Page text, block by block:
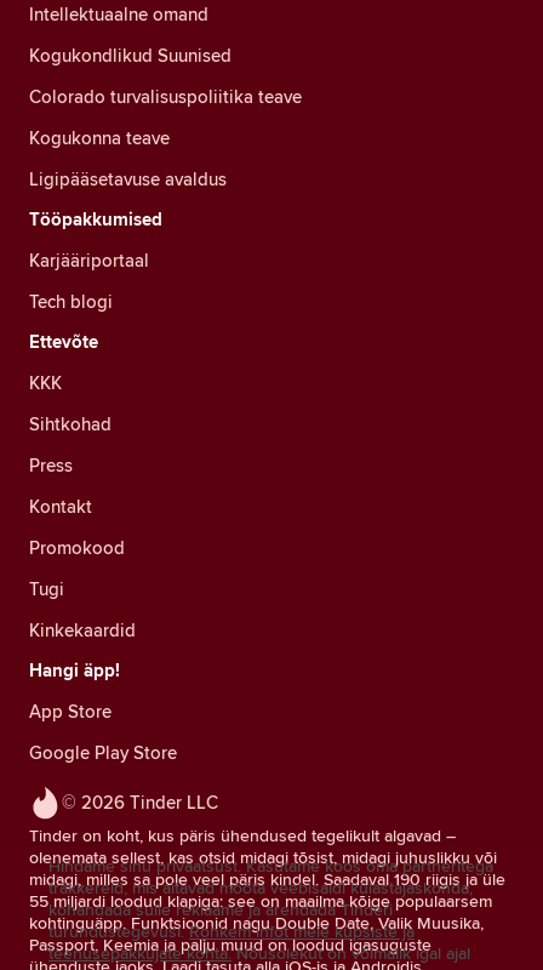
© 2026 Tinder LLC
Tinder on koht, kus päris ühendused tegelikult algavad –
olenemata sellest, kas otsid midagi tõsist, midagi juhuslikku või
midagi, milles sa pole veel päris kindel. Saadaval 190 riigis ja üle
55 miljardi loodud klapiga: see on maailma kõige populaarsem
kohtinguäpp. Funktsioonid nagu Double Date, Valik Muusika,
Passport, Keemia ja palju muud on loodud igasuguste
Intellektuaalne omand
Kogukondlikud Suunised
Colorado turvalisuspoliitika teave
Kogukonna teave
Ligipääsetavuse avaldus
Tööpakkumised
Karjääriportaal
Tech blogi
Ettevõte
KKK
Sihtkohad
Press
Kontakt
Promokood
Tugi
Kinkekaardid
Hangi äpp!
App Store
Google Play Store
Hindame sinu privaatsust. Kasutame koos oma partneritega
träkkereid, mis aitavad mõõta veebisaidi külastajaskonda,
kohandada sulle reklaame ja arendada Tinderi
turundustegevusi. Rohkem infot meie küpsiste ja
teenusepakkujate kohta. Nõusolekut on võimalik igal ajal